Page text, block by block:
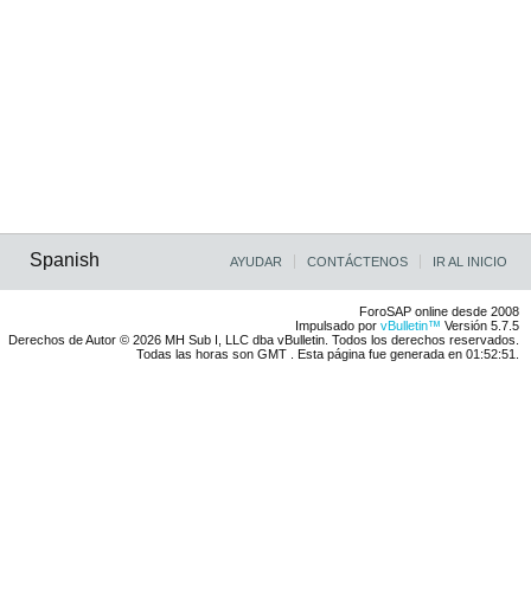
Spanish AYUDAR CONTÁCTENOS IR AL INICIO
ForoSAP online desde 2008
Impulsado por vBulletin™ Versión 5.7.5
Derechos de Autor © 2026 MH Sub I, LLC dba vBulletin. Todos los derechos reservados.
Todas las horas son GMT . Esta página fue generada en 01:52:51.